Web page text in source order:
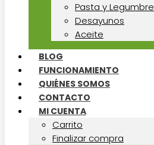
Pasta y Legumbre
Desayunos
Aceite
BLOG
FUNCIONAMIENTO
QUIÉNES SOMOS
CONTACTO
MI CUENTA
Carrito
Finalizar compra